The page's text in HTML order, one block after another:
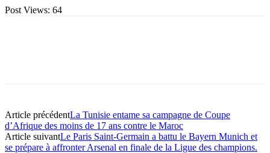
Post Views: 64
Article précédentLa Tunisie entame sa campagne de Coupe
d’Afrique des moins de 17 ans contre le Maroc
Article suivantLe Paris Saint-Germain a battu le Bayern Munich et
se prépare à affronter Arsenal en finale de la Ligue des champions.